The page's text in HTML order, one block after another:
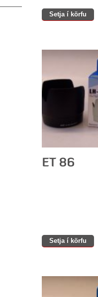
Setja í körfu
Setja í körfu